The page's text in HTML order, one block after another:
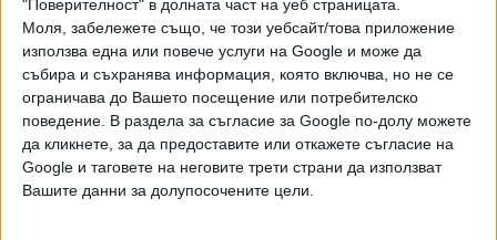
"Поверителност" в долната част на уеб страницата.
Моля, забележете също, че този уебсайт/това приложение
използва една или повече услуги на Google и може да
събира и съхранява информация, която включва, но не се
ограничава до Вашето посещение или потребителско
поведение. В раздела за съгласие за Google по-долу можете
да кликнете, за да предоставите или откажете съгласие на
Google и таговете на неговите трети страни да използват
Вашите данни за долупосочените цели.
Хавайската Богородица заплака с фентанилови сълзи
Видео Разгледай всички